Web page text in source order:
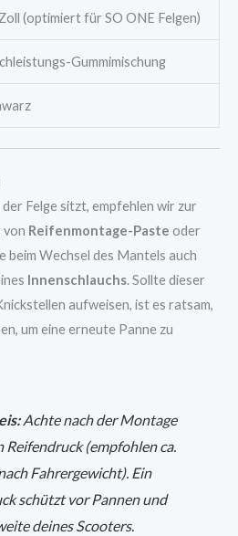
(optimiert für SO ONE Felgen)
Gummimischung
Felge sitzt, empfehlen wir zur
von Reifenmontage-Paste oder
beim Wechsel des Mantels auch
Innenschlauchs. Sollte dieser
aufweisen, ist es ratsam,
um eine erneute Panne zu
Achte nach der Montage
Reifendruck (empfohlen ca.
Fahrergewicht). Ein
schützt vor Pannen und
deines Scooters.